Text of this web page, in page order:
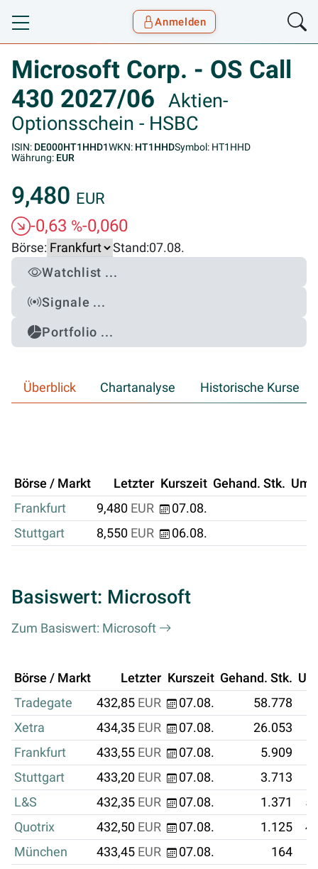
Toggle navigation
Anmelden
Microsoft Corp. - OS Call
430 2027/06
Aktien-
Optionsschein - HSBC
ISIN: DE000HT1HHD1WKN: HT1HHDSymbol: HT1HHD
Währung: EUR
9,480 EUR
-0,63 %-0,060
Börse: Stand:07.08.
Watchlist ...
Signale ...
Portfolio ...
Überblick Chartanalyse Historische Kurse
Börse / Markt Letzter Kurszeit Gehand. Stk.
Frankfurt
9,480 EUR
07.08.
Stuttgart
8,550 EUR 06.08.
Basiswert: Microsoft
Zum Basiswert: Microsoft
Börse / Markt Letzter Kurszeit Gehand. Stk.
Tradegate
432,85 EUR 07.08. 58.778
Xetra
434,35 EUR 07.08. 26.053
Frankfurt
433,55 EUR 07.08. 5.909
Stuttgart
433,20 EUR 07.08. 3.713
L&S
432,35 EUR 07.08. 1.371
Quotrix
432,50 EUR 07.08. 1.125
München
433,45 EUR 07.08. 164